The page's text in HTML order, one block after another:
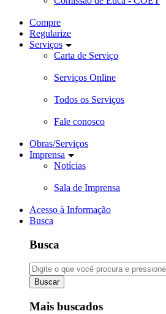
Compre
Regularize
Serviços
Carta de Serviço
Serviços Online
Todos os Serviços
Fale conosco
Obras/Serviços
Imprensa
Notícias
Sala de Imprensa
Acesso à Informação
Busca
Busca
Buscar
Mais buscados